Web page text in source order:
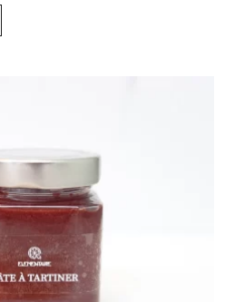
Ce
produit
peuvent
être
choisies
sur
la